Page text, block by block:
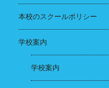
本校のスクールポリシー
学校案内
学校案内